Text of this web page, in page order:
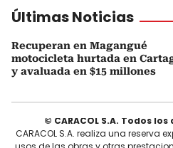
Últimas Noticias
Recuperan en Magangué
motocicleta hurtada en
y avaluada en $15 millones
© CARACOL S.A. Todos
CARACOL S.A. realiza una reserva